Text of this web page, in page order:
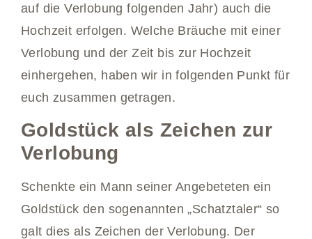
auf die Verlobung folgenden Jahr) auch die
Hochzeit erfolgen. Welche Bräuche mit einer
Verlobung und der Zeit bis zur Hochzeit
einhergehen, haben wir in folgenden Punkt für
euch zusammen getragen.
Goldstück als Zeichen zur
Verlobung
Schenkte ein Mann seiner Angebeteten ein
Goldstück den sogenannten „Schatztaler“ so
galt dies als Zeichen der Verlobung. Der